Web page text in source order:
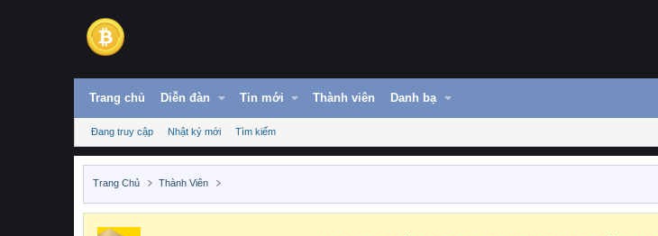
Trang chủ Diễn đàn Tin mới Thành viên Danh bạ
Đang truy cập Nhật ký mới Tìm kiếm
Trang Chủ Thành Viên